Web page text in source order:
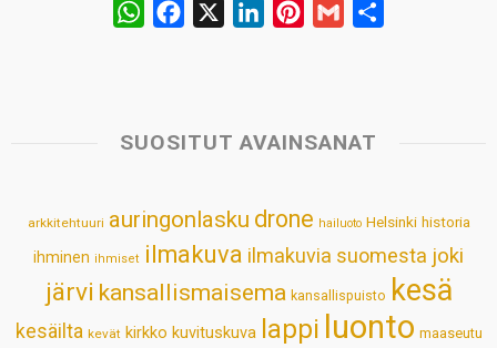
W
s
p
b
k
e
n
e
s
t
l
SUOSITUT AVAINSANAT
arkkitehtuuri auringonlasku drone hailuoto Helsinki historia
ihminen ihmiset ilmakuva ilmakuvia suomesta joki
järvi kansallismaisema kansallispuisto kesä
kesäilta kevät kirkko kuvituskuva lappi luonto maaseutu